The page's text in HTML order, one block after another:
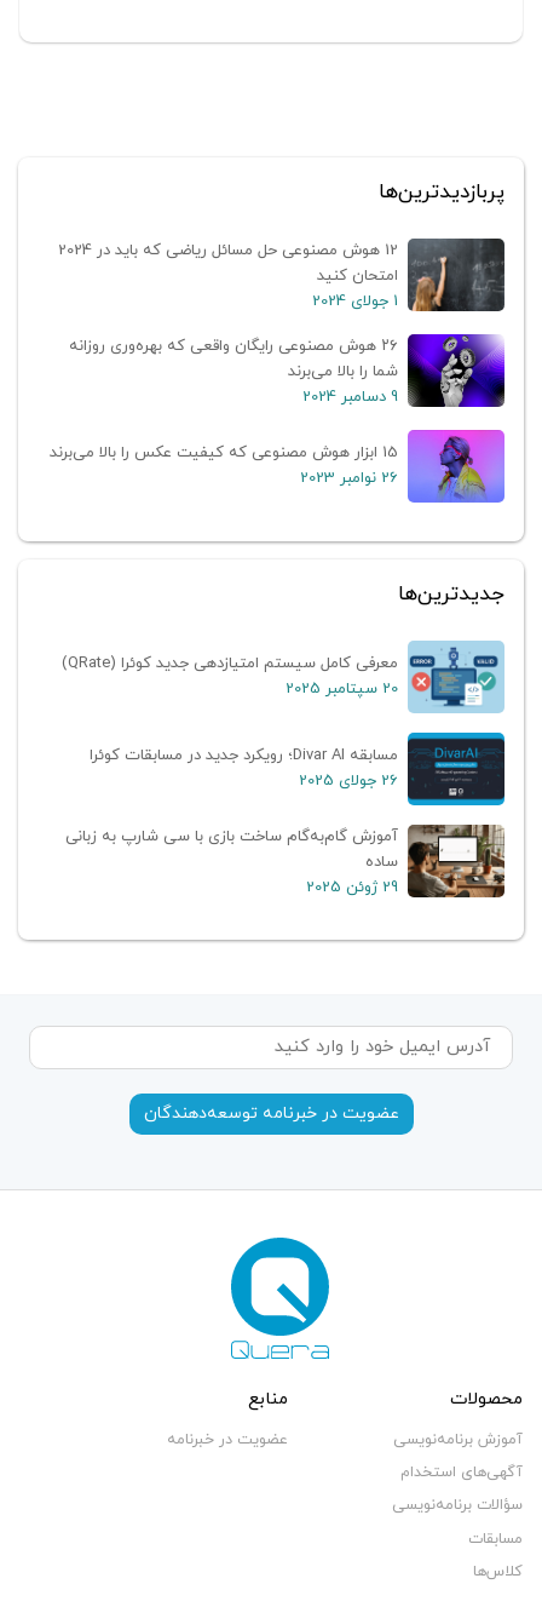
پربازدیدترین‌ها
12 هوش مصنوعی حل مسائل ریاضی که باید در 2024
امتحان کنید
1 جولای 2024
۲۶ هوش مصنوعی رایگان واقعی که بهره‌وری روزانه
شما را بالا می‌برند
9 دسامبر 2024
15 ابزار هوش مصنوعی که کیفیت عکس را بالا می‌برند
26 نوامبر 2023
جدیدترین‌ها
معرفی کامل سیستم امتیازدهی جدید کوئرا (QRate)
20 سپتامبر 2025
مسابقه Divar AI؛ رویکرد جدید در مسابقات کوئرا
26 جولای 2025
آموزش گام‌به‌گام ساخت بازی با سی شارپ به زبانی
ساده
29 ژوئن 2025
عضویت در خبرنامه توسعه‌دهندگان‌
محصولات
آموزش برنامه‌نویسی
آگهی‌های استخدام
سؤالات برنامه‌نویسی
مسابقات
کلاس‌ها
منابع
عضویت در خبرنامه